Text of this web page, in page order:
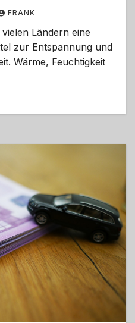
FRANK
Ländern eine
zur Entspannung und
Wärme, Feuchtigkeit